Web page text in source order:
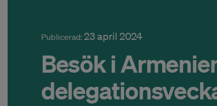
Publicerad: 23 april 2024
Besök i